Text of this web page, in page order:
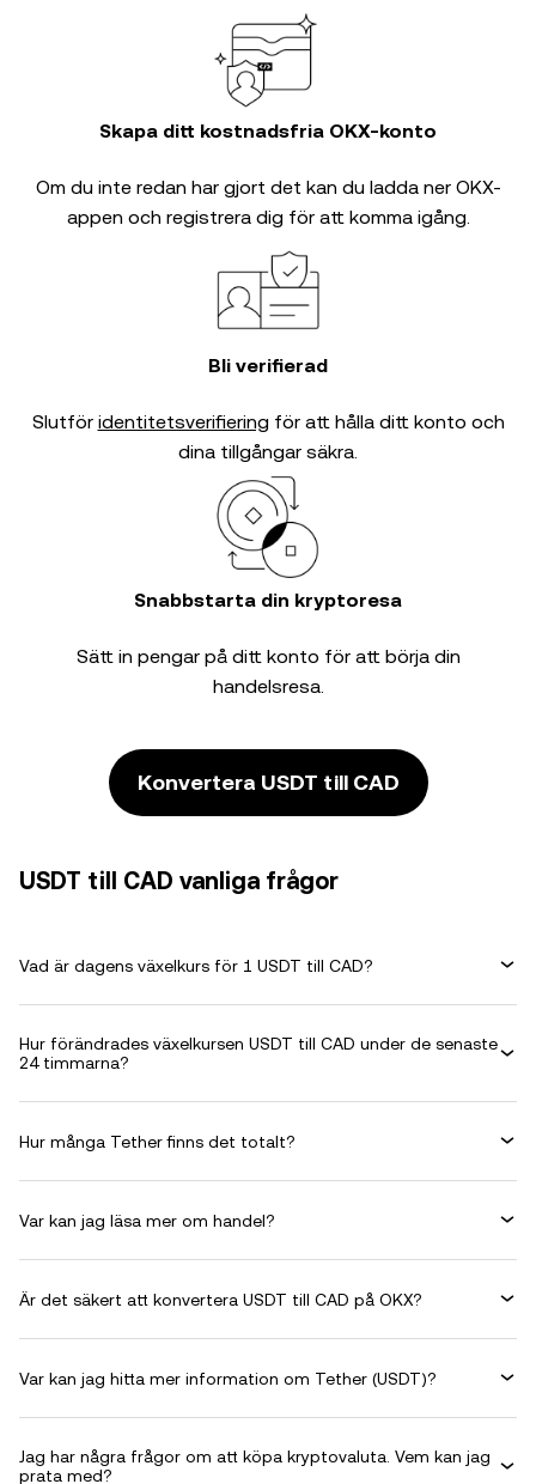
Skapa ditt kostnadsfria OKX-konto
Om du inte redan har gjort det kan du ladda ner OKX-
appen och registrera dig för att komma igång.
Bli verifierad
Slutför identitetsverifiering för att hålla ditt konto och
dina tillgångar säkra.
Snabbstarta din kryptoresa
Sätt in pengar på ditt konto för att börja din
handelsresa.
Konvertera USDT till CAD
USDT till CAD vanliga frågor
Vad är dagens växelkurs för 1 USDT till CAD?
Hur förändrades växelkursen USDT till CAD under de senaste
24 timmarna?
Hur många Tether finns det totalt?
Var kan jag läsa mer om handel?
Är det säkert att konvertera USDT till CAD på OKX?
Var kan jag hitta mer information om Tether (USDT)?
Jag har några frågor om att köpa kryptovaluta. Vem kan jag
prata med?